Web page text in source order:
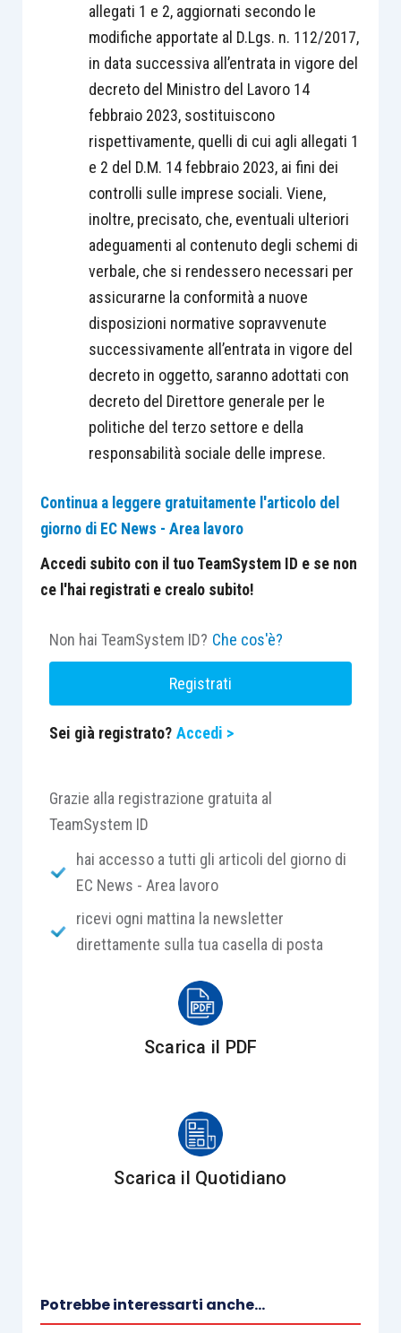
allegati 1 e 2, aggiornati secondo le
modifiche apportate al D.Lgs. n. 112/2017,
in data successiva all’entrata in vigore del
decreto del Ministro del Lavoro 14
febbraio 2023, sostituiscono
rispettivamente, quelli di cui agli allegati 1
e 2 del D.M. 14 febbraio 2023, ai fini dei
controlli sulle imprese sociali. Viene,
inoltre, precisato, che, eventuali ulteriori
adeguamenti al contenuto degli schemi di
verbale, che si rendessero necessari per
assicurarne la conformità a nuove
disposizioni normative sopravvenute
successivamente all’entrata in vigore del
decreto in oggetto, saranno adottati con
decreto del Direttore generale per le
politiche del terzo settore e della
responsabilità sociale delle imprese.
Continua a leggere gratuitamente l'articolo del
giorno di EC News - Area lavoro
Accedi subito con il tuo TeamSystem ID e se non
ce l'hai registrati e crealo subito!
Non hai TeamSystem ID? Che cos'è?
Registrati
Sei già registrato? Accedi >
Grazie alla registrazione gratuita al
TeamSystem ID
hai accesso a tutti gli articoli del giorno di
EC News - Area lavoro
ricevi ogni mattina la newsletter
direttamente sulla tua casella di posta
Scarica il PDF
Scarica il Quotidiano
Potrebbe interessarti anche...